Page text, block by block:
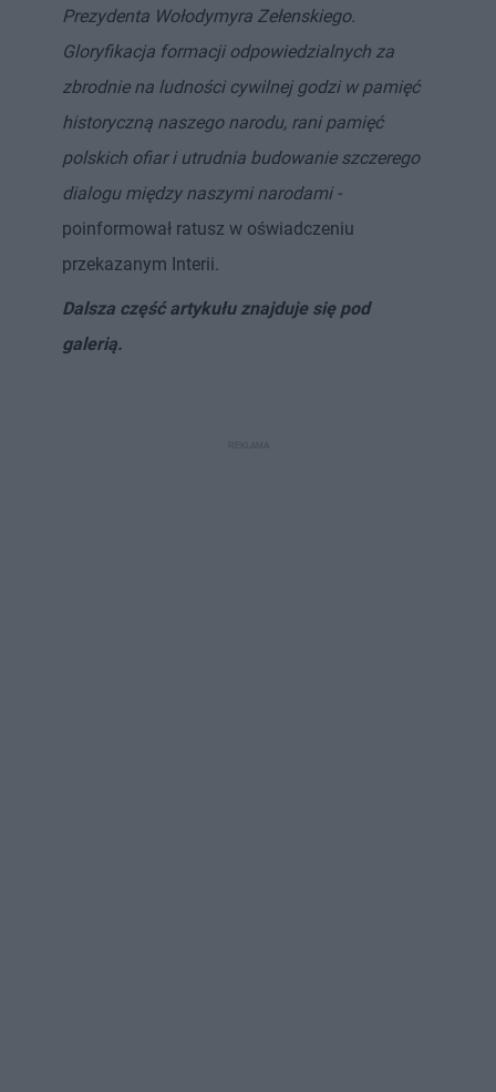
Prezydenta Wołodymyra Zełenskiego.
Gloryfikacja formacji odpowiedzialnych za
zbrodnie na ludności cywilnej godzi w pamięć
historyczną naszego narodu, rani pamięć
polskich ofiar i utrudnia budowanie szczerego
dialogu między naszymi narodami -
poinformował ratusz w oświadczeniu
przekazanym Interii.
Dalsza część artykułu znajduje się pod
galerią.